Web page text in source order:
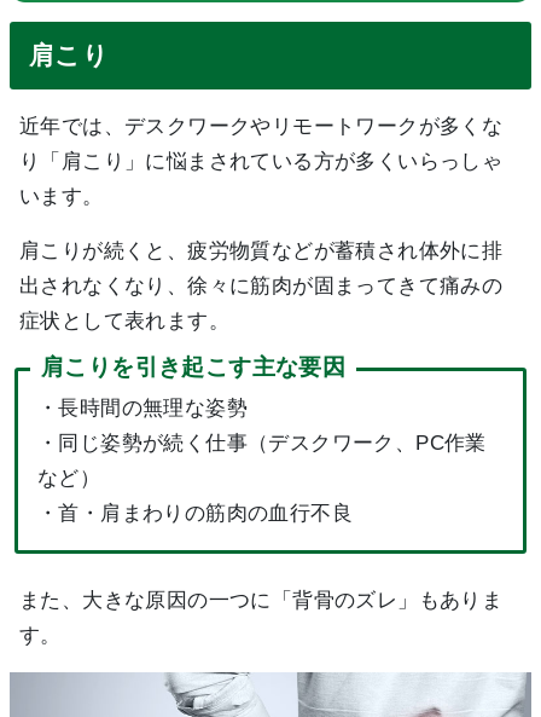
肩こり
近年では、デスクワークやリモートワークが多くな
り「肩こり」に悩まされている方が多くいらっしゃ
います。
肩こりが続くと、疲労物質などが蓄積され体外に排
出されなくなり、徐々に筋肉が固まってきて痛みの
症状として表れます。
肩こりを引き起こす主な要因
・長時間の無理な姿勢
・同じ姿勢が続く仕事（デスクワーク、PC作業
など）
・首・肩まわりの筋肉の血行不良
また、大きな原因の一つに「背骨のズレ」もありま
す。